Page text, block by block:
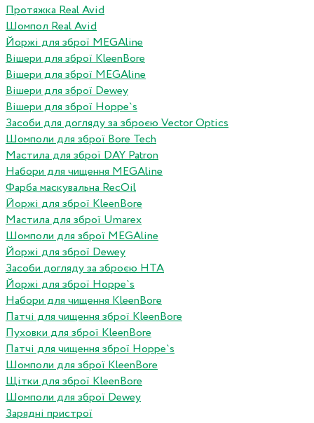
Протяжка Real Avid
Шомпол Real Avid
Йоржі для зброї MEGAline
Вішери для зброї KleenBore
Вішери для зброї MEGAline
Вішери для зброї Dewey
Вішери для зброї Hoppe`s
Засоби для догляду за зброєю Vector Optics
Шомполи для зброї Bore Tech
Мастила для зброї DAY Patron
Набори для чищення MEGAline
Фарба маскувальна RecOil
Йоржі для зброї KleenBore
Мастила для зброї Umarex
Шомполи для зброї MEGAline
Йоржі для зброї Dewey
Засоби догляду за зброєю HTA
Йоржі для зброї Hoppe`s
Набори для чищення KleenBore
Патчі для чищення зброї KleenBore
Пуховки для зброї KleenBore
Патчі для чищення зброї Hoppe`s
Шомполи для зброї KleenBore
Щітки для зброї KleenBore
Шомполи для зброї Dewey
Зарядні пристрої